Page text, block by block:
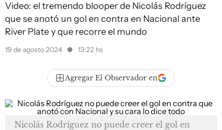
Video: el tremendo blooper de Nicolás Rodríguez
que se anotó un gol en contra en Nacional ante
River Plate y que recorre el mundo
19 de agosto 2024 13:22 hs
Agregar El Observador en
Nicolás Rodríguez no puede creer el gol en